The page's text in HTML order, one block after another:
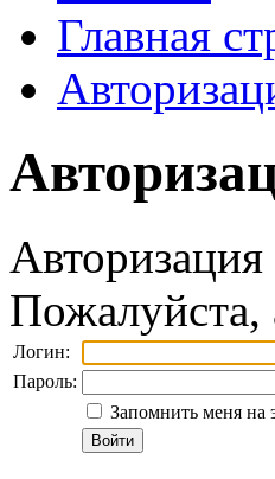
Главная
Авторизация
Пожалуйста,
Логин:
Пароль:
Запомнить меня на